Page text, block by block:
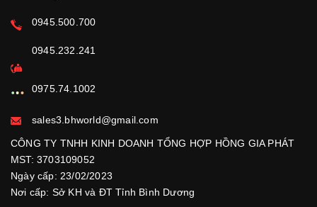
0945.500.700
0945.232.241
0975.74.1002
sales3.bhworld@gmail.com
CÔNG TY TNHH KINH DOANH TỔNG HỢP HỒNG GIA PHÁT
MST: 3703109052
Ngày cấp: 23/02/2023
Nơi cấp: Sở KH và ĐT Tỉnh Bình Dương